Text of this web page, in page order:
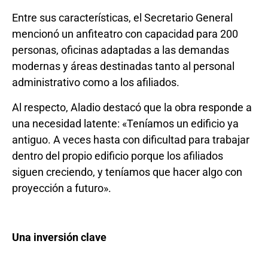
Entre sus características, el Secretario General
mencionó un anfiteatro con capacidad para 200
personas, oficinas adaptadas a las demandas
modernas y áreas destinadas tanto al personal
administrativo como a los afiliados.
Al respecto, Aladio destacó que la obra responde a
una necesidad latente: «Teníamos un edificio ya
antiguo. A veces hasta con dificultad para trabajar
dentro del propio edificio porque los afiliados
siguen creciendo, y teníamos que hacer algo con
proyección a futuro».
Una inversión clave